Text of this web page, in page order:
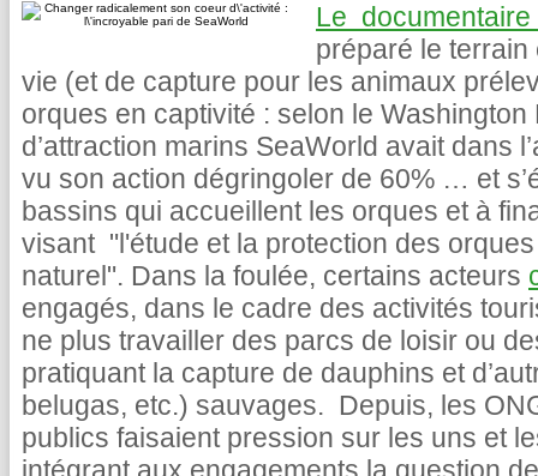
Le documentaire
préparé le
vie (et de capture pour les animaux
orques en captivité : selon le
d’attraction marins SeaWorld avait dans
vu son action dégringoler de 60% … et
bassins qui accueillent les orques et à
visant "l'étude et la protection des
naturel". Dans la foulée, certains acteurs
engagés, dans le cadre des activités
ne plus travailler des parcs de loisir ou
pratiquant la capture de dauphins et
belugas, etc.) sauvages. Depuis, les
publics faisaient pression sur les uns et